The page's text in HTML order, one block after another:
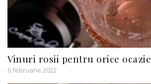
Vinuri rosii pentru orice ocazie
6 februarie 2022